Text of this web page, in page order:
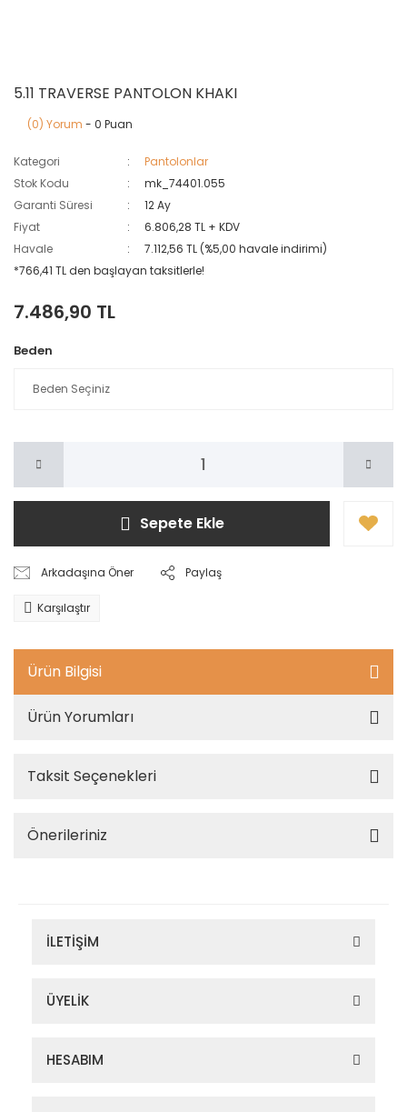
5.11 TRAVERSE PANTOLON KHAKI
(0) Yorum - 0 Puan
Kategori
Pantolonlar
Stok Kodu
mk_74401.055
Garanti Süresi
12 Ay
Fiyat
6.806,28 TL + KDV
Havale
7.112,56 TL (%5,00 havale indirimi)
*766,41 TL den başlayan taksitlerle!
7.486,90 TL
Beden
Sepete Ekle
Arkadaşına Öner Paylaş
Karşılaştır
Ürün Bilgisi
Ürün Yorumları
Taksit Seçenekleri
Önerileriniz
İLETİŞİM
ÜYELİK
HESABIM